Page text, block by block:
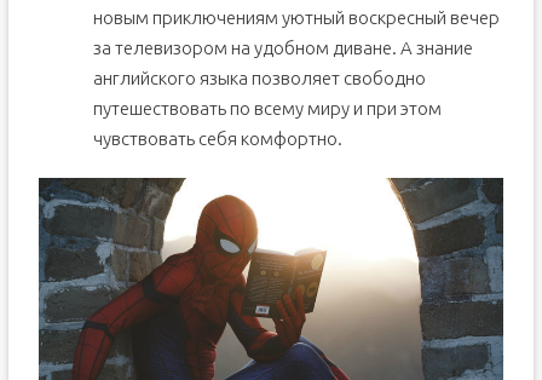
новым приключениям уютный воскресный вечер
за телевизором на удобном диване. А знание
английского языка позволяет свободно
путешествовать по всему миру и при этом
чувствовать себя комфортно.